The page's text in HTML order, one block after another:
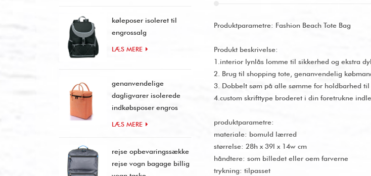
køleposer isoleret til
engrossalg
LÆS MERE
genanvendelige
dagligvarer isolerede
indkøbsposer engros
LÆS MERE
rejse opbevaringssække
rejse vogn bagage billig
Produktparametre: Fashion Beach Tote Bag
Produkt beskrivelse:
1.interior lynlås lomme til sikkerhed og ekstra
2. Brug til shopping tote, genanvendelig
3. Dobbelt søm på alle sømme for holdbarhed
4.custom skrifttype broderet i din foretrukne
produktparametre:
materiale: bomuld lærred
størrelse: 28h x 39l x 14w cm
håndtere: som billedet eller oem farverne
trykning: tilpasset